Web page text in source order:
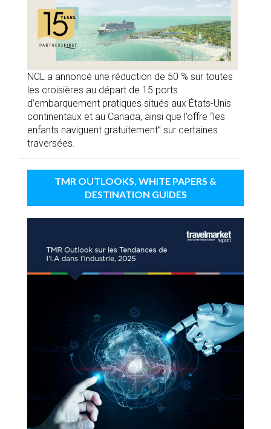
NCL a annoncé une réduction de 50 % sur toutes
les croisières au départ de 15 ports
d’embarquement pratiques situés aux États-Unis
continentaux et au Canada, ainsi que l’offre “les
enfants naviguent gratuitement” sur certaines
traversées.
TMR OUTLOOKS, WHITE PAPERS &
DESTINATION GUIDES